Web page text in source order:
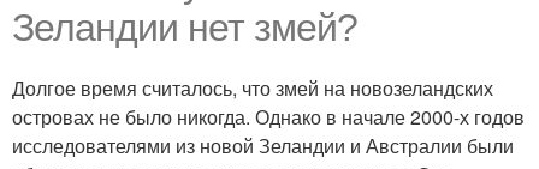
Зеландии нет змей?
Долгое время считалось, что змей на новозеландских
островах не было никогда. Однако в начале 2000-х годов
исследователями из новой Зеландии и Австралии были